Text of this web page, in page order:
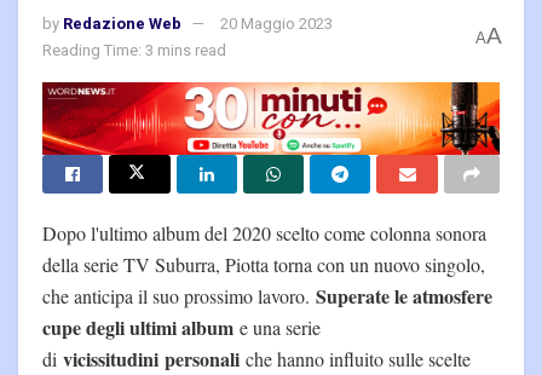
by Redazione Web
20 Maggio 2023
Reading Time: 3 mins read
AA
Dopo l'ultimo album del 2020 scelto come colonna sonora
della serie TV Suburra, Piotta torna con un nuovo singolo,
che anticipa il suo prossimo lavoro. Superate le atmosfere
cupe degli ultimi album e una serie
di vicissitudini personali che hanno influito sulle scelte